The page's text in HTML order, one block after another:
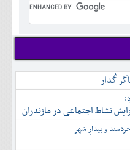
گُدار
نشاط اجتماعی در مازندران
و بیدارِ شهر